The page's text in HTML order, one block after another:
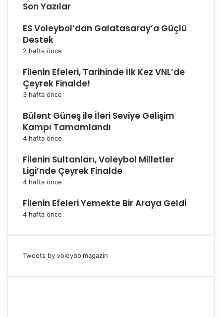
Son Yazılar
ES Voleybol’dan Galatasaray’a Güçlü
Destek
2 hafta önce
Filenin Efeleri, Tarihinde İlk Kez VNL’de
Çeyrek Finalde!
3 hafta önce
Bülent Güneş ile İleri Seviye Gelişim
Kampı Tamamlandı
4 hafta önce
Filenin Sultanları, Voleybol Milletler
Ligi’nde Çeyrek Finalde
4 hafta önce
Filenin Efeleri Yemekte Bir Araya Geldi
4 hafta önce
Tweets by voleybolmagazin